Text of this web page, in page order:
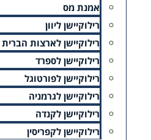
אמנת מס
רילוקיישן ליוון
רילוקיישן לארצות הברית
רילוקיישן לספרד
רילוקיישן לפורטוגל
רילוקיישן לגרמניה
רילוקיישן לקנדה
רילוקיישן לקפריסין